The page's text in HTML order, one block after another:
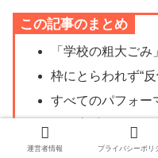
この記事のまとめ
「学校の粗大ご
枠にとらわれず“
すべてのパフォー
フスタイル
白い三つ折り靴下
運営者情報 プライバシーポリ